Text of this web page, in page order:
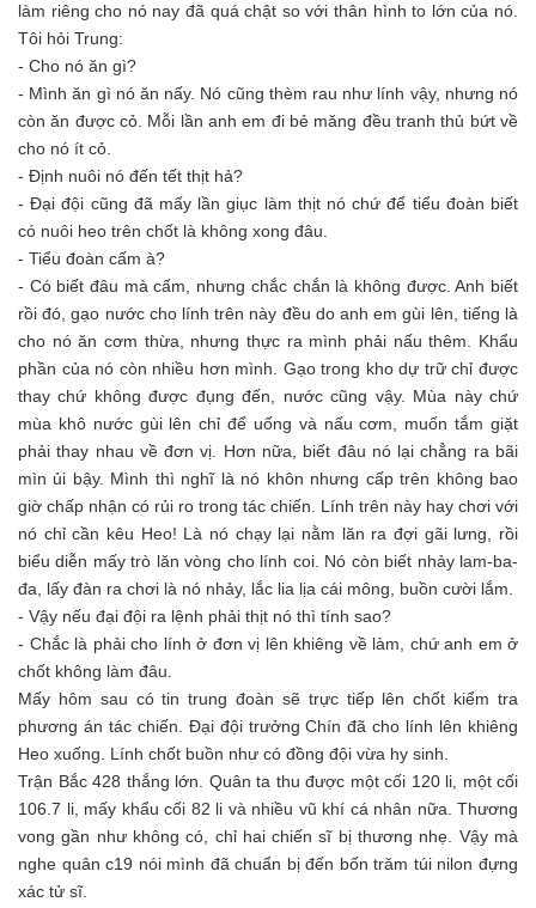
làm riêng cho nó nay đã quá chật so với thân hình to lớn của nó.
Tôi hỏi Trung:
- Cho nó ăn gì?
- Mình ăn gì nó ăn nấy. Nó cũng thèm rau như lính vậy, nhưng nó
còn ăn được cỏ. Mỗi lần anh em đi bẻ măng đều tranh thủ bứt về
cho nó ít cỏ.
- Định nuôi nó đến tết thịt hả?
- Đại đội cũng đã mấy lần giục làm thịt nó chứ để tiểu đoàn biết
có nuôi heo trên chốt là không xong đâu.
- Tiểu đoàn cấm à?
- Có biết đâu mà cấm, nhưng chắc chắn là không được. Anh biết
rồi đó, gạo nước cho lính trên này đều do anh em gùi lên, tiếng là
cho nó ăn cơm thừa, nhưng thực ra mình phải nấu thêm. Khẩu
phần của nó còn nhiều hơn mình. Gạo trong kho dự trữ chỉ được
thay chứ không được đụng đến, nước cũng vậy. Mùa này chứ
mùa khô nước gùi lên chỉ để uống và nấu cơm, muốn tắm giặt
phải thay nhau về đơn vị. Hơn nữa, biết đâu nó lại chẳng ra bãi
mìn ủi bậy. Mình thì nghĩ là nó khôn nhưng cấp trên không bao
giờ chấp nhận có rủi ro trong tác chiến. Lính trên này hay chơi với
nó chỉ cần kêu Heo! Là nó chạy lại nằm lăn ra đợi gãi lưng, rồi
biểu diễn mấy trò lăn vòng cho lính coi. Nó còn biết nhảy lam-ba-
đa, lấy đàn ra chơi là nó nhảy, lắc lia lịa cái mông, buồn cười lắm.
- Vậy nếu đại đội ra lệnh phải thịt nó thì tính sao?
- Chắc là phải cho lính ở đơn vị lên khiêng về làm, chứ anh em ở
chốt không làm đâu.
Mấy hôm sau có tin trung đoàn sẽ trực tiếp lên chốt kiểm tra
phương án tác chiến. Đại đội trưởng Chín đã cho lính lên khiêng
Heo xuống. Lính chốt buồn như có đồng đội vừa hy sinh.
Trận Bắc 428 thắng lớn. Quân ta thu được một cối 120 li, một cối
106.7 li, mấy khẩu cối 82 li và nhiều vũ khí cá nhân nữa. Thương
vong gần như không có, chỉ hai chiến sĩ bị thương nhẹ. Vậy mà
nghe quân c19 nói mình đã chuẩn bị đến bốn trăm túi nilon đựng
xác tử sĩ.